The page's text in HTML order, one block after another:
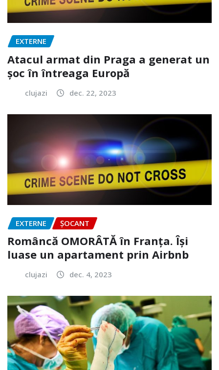
EXTERNE
Atacul armat din Praga a generat un
șoc în întreaga Europă
clujazi dec. 22, 2023
EXTERNE ȘOCANT
Româncă OMORÂTĂ în Franța. Își
luase un apartament prin Airbnb
clujazi dec. 4, 2023